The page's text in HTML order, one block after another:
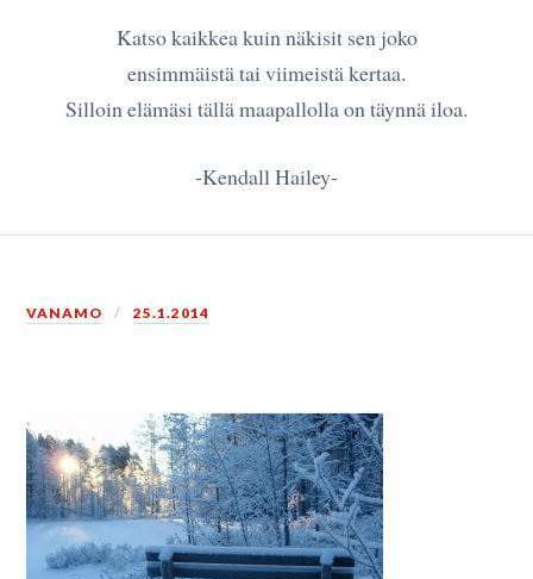
Katso kaikkea kuin näkisit sen joko
ensimmäistä tai viimeistä kertaa.
Silloin elämäsi tällä maapallolla on täynnä iloa.
-Kendall Hailey-
VANAMO 25.1.2014